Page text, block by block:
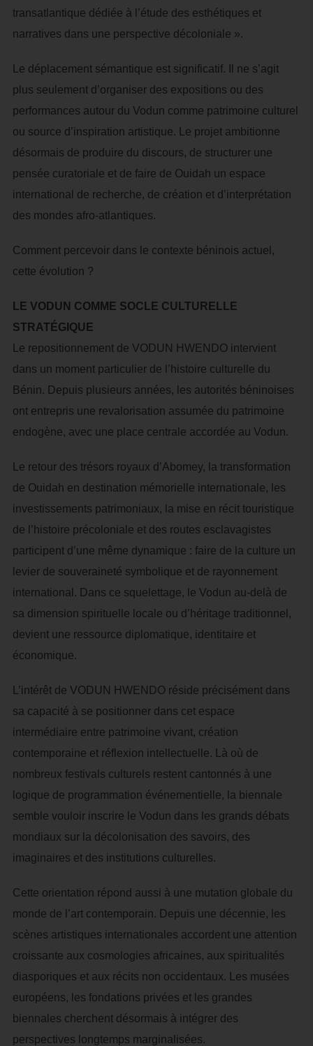
transatlantique dédiée à l’étude des esthétiques et
narratives dans une perspective décoloniale ».
Le déplacement sémantique est significatif. Il ne s’agit
plus seulement d’organiser des expositions ou des
performances autour du Vodun comme patrimoine culturel
ou source d’inspiration artistique. Le projet ambitionne
désormais de produire du discours, de structurer une
pensée curatoriale et de faire de Ouidah un espace
international de recherche, de création et d’interprétation
des mondes afro-atlantiques.
Comment percevoir dans le contexte béninois actuel,
cette évolution ?
LE VODUN COMME SOCLE CULTURELLE
STRATÉGIQUE
Le repositionnement de VODUN HWENDO intervient
dans un moment particulier de l’histoire culturelle du
Bénin. Depuis plusieurs années, les autorités béninoises
ont entrepris une revalorisation assumée du patrimoine
endogène, avec une place centrale accordée au Vodun.
Le retour des trésors royaux d’Abomey, la transformation
de Ouidah en destination mémorielle internationale, les
investissements patrimoniaux, la mise en récit touristique
de l’histoire précoloniale et des routes esclavagistes
participent d’une même dynamique : faire de la culture un
levier de souveraineté symbolique et de rayonnement
international. Dans ce squelettage, le Vodun au-delà de
sa dimension spirituelle locale ou d’héritage traditionnel,
devient une ressource diplomatique, identitaire et
économique.
L’intérêt de VODUN HWENDO réside précisément dans
sa capacité à se positionner dans cet espace
intermédiaire entre patrimoine vivant, création
contemporaine et réflexion intellectuelle. Là où de
nombreux festivals culturels restent cantonnés à une
logique de programmation événementielle, la biennale
semble vouloir inscrire le Vodun dans les grands débats
mondiaux sur la décolonisation des savoirs, des
imaginaires et des institutions culturelles.
Cette orientation répond aussi à une mutation globale du
monde de l’art contemporain. Depuis une décennie, les
scènes artistiques internationales accordent une attention
croissante aux cosmologies africaines, aux spiritualités
diasporiques et aux récits non occidentaux. Les musées
européens, les fondations privées et les grandes
biennales cherchent désormais à intégrer des
perspectives longtemps marginalisées.